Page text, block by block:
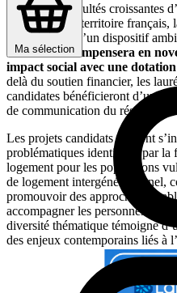
Ma sélection
Face aux difficultés croissantes
l’ensemble du territoire
action autour d’un dispositif
Solidaire récompensera en
impact social avec une
delà du soutien financier, les
candidates bénéficieront d’une
de communication du réseau.
Les projets candidats devront
problématiques identifiées par la
logement pour les populations
de logement intergénérationnel,
promouvoir des approches
accompagner les personnes
diversité thématique témoigne
des enjeux contemporains liés à